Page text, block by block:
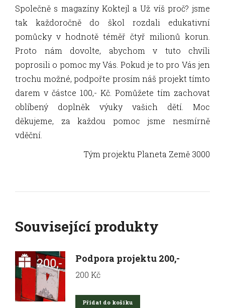
Společně s magazíny Koktejl a Už víš proč? jsme
tak každoročně do škol rozdali edukativní
pomůcky v hodnotě téměř čtyř milionů korun.
Proto nám dovolte, abychom v tuto chvíli
poprosili o pomoc my Vás. Pokud je to pro Vás jen
trochu možné, podpořte prosím náš projekt tímto
darem v částce 100,- Kč. Pomůžete tím zachovat
oblíbený doplněk výuky vašich dětí. Moc
děkujeme, za každou pomoc jsme nesmírně
vděční.
Tým projektu Planeta Země 3000
Související produkty
Podpora projektu 200,-
200 Kč
Přidat do košíku